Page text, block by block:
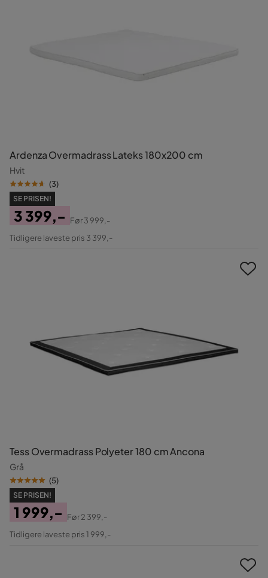
Ardenza Overmadrass Lateks 180x200 cm
Hvit
(3)
SE PRISEN!
Pris
3 399,-
Original
Før3 999,-
Tidligere laveste pris 3 399,-
Tess Overmadrass Polyeter 180 cm Ancona
Grå
(5)
SE PRISEN!
Pris
1 999,-
Original
Før2 399,-
Tidligere laveste pris 1 999,-